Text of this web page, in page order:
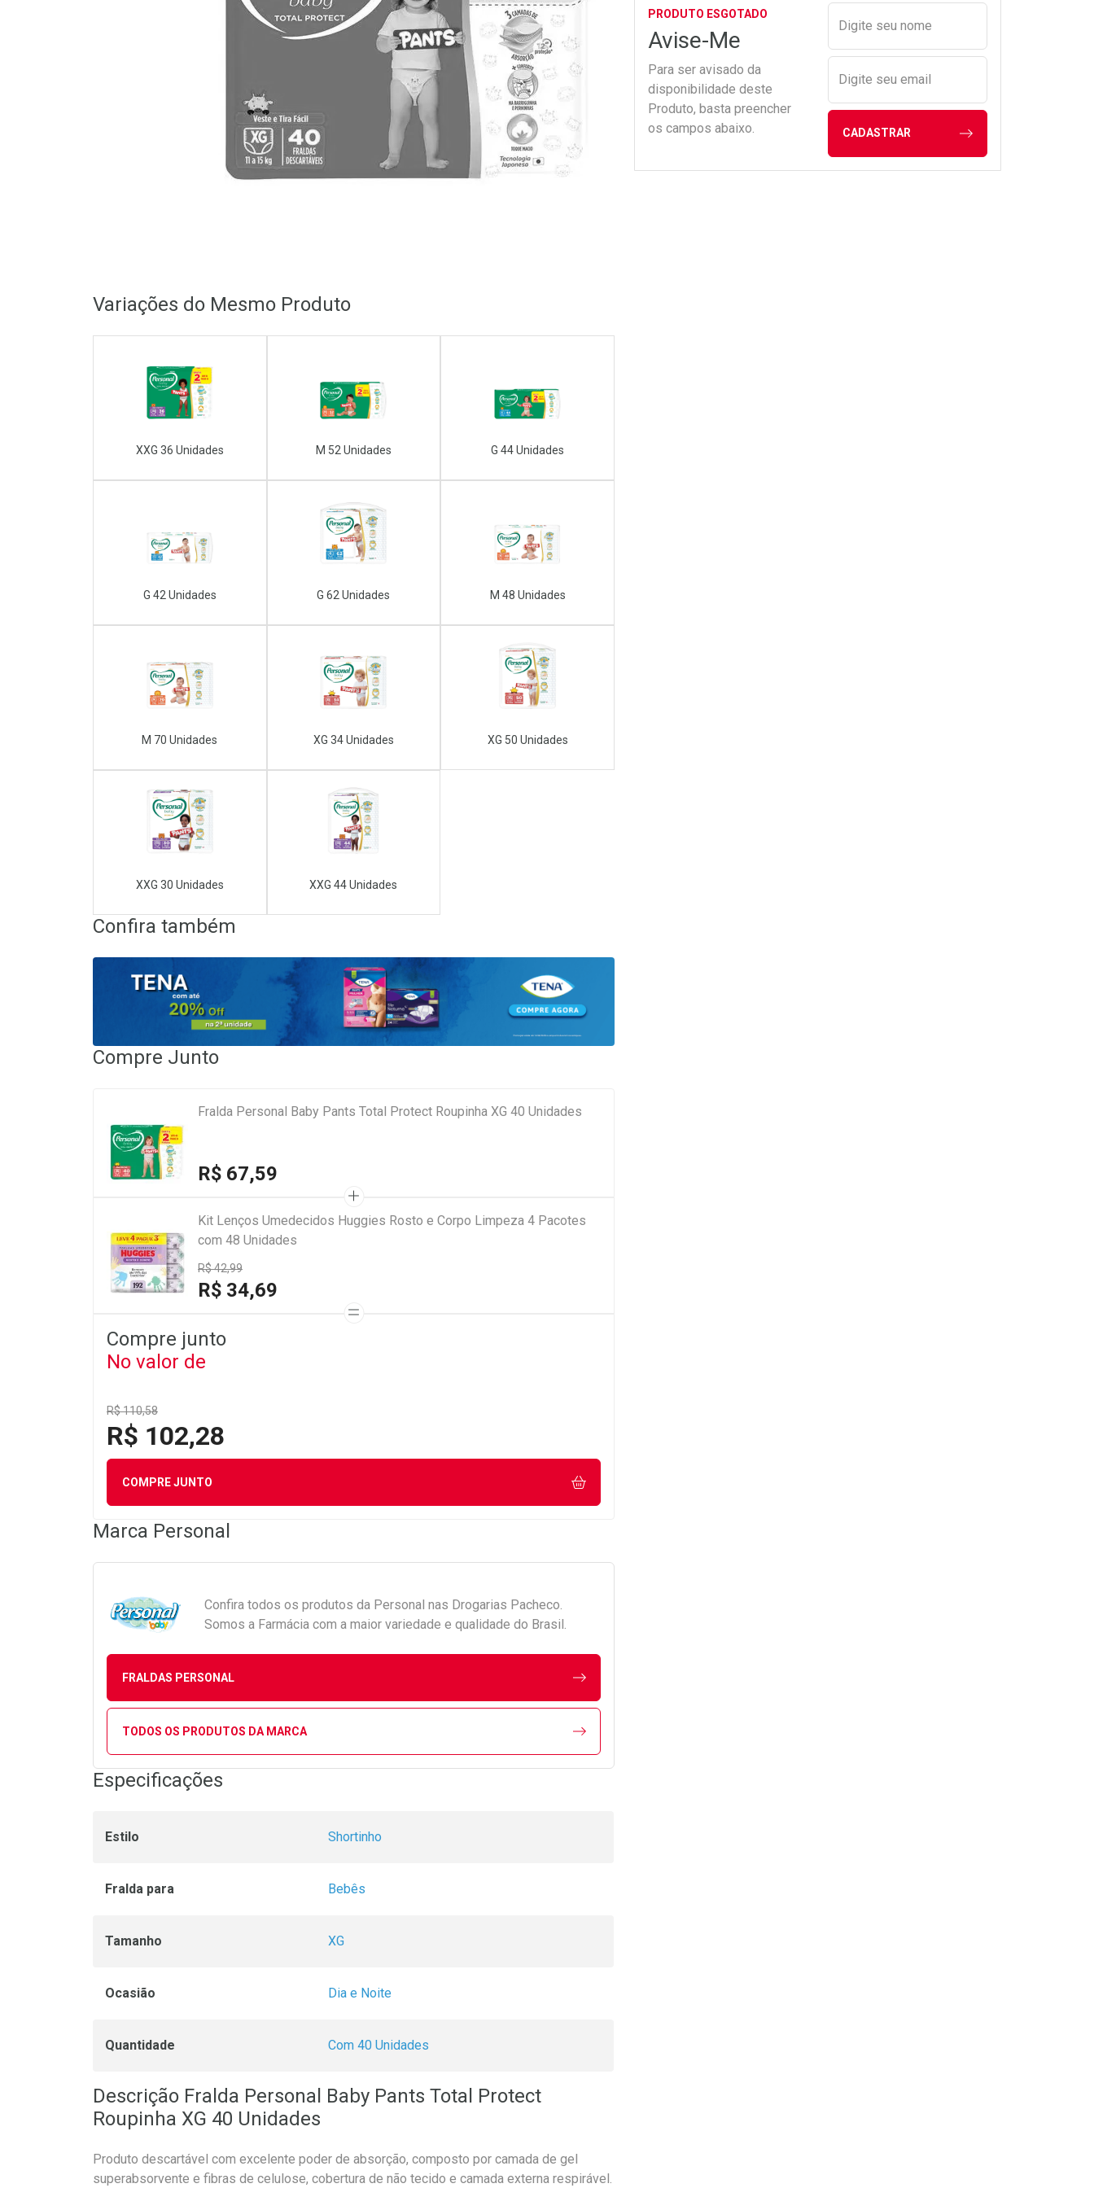
PRODUTO ESGOTADO
Avise-Me
Para ser avisado da
disponibilidade deste
Produto, basta preencher
os campos abaixo.
Preencher nome e email
Digite seu nome
Digite seu email
CADASTRAR
Variações do Mesmo Produto
XXG 36 Unidades M 52 Unidades G 44 Unidades
G 42 Unidades G 62 Unidades M 48 Unidades
M 70 Unidades XG 34 Unidades XG 50 Unidades
XXG 30 Unidades XXG 44 Unidades
Confira também
Compre Junto
Fralda Personal Baby Pants Total Protect Roupinha XG 40 Unidades
R$ 67,59
Kit Lenços Umedecidos Huggies Rosto e Corpo Limpeza 4 Pacotes
com 48 Unidades
R$ 42,99
R$ 34,69
Compre junto
No valor de
R$ 110,58
R$ 102,28
COMPRE JUNTO
Marca Personal
Confira todos os produtos da Personal nas Drogarias Pacheco.
Somos a Farmácia com a maior variedade e qualidade do Brasil.
FRALDAS PERSONAL
TODOS OS PRODUTOS DA MARCA
Especificações
Estilo Shortinho
Fralda para Bebês
Tamanho XG
Ocasião Dia e Noite
Quantidade Com 40 Unidades
Descrição Fralda Personal Baby Pants Total Protect
Roupinha XG 40 Unidades
Produto descartável com excelente poder de absorção, composto por camada de gel
superabsorvente e fibras de celulose, cobertura de não tecido e camada externa respirável.